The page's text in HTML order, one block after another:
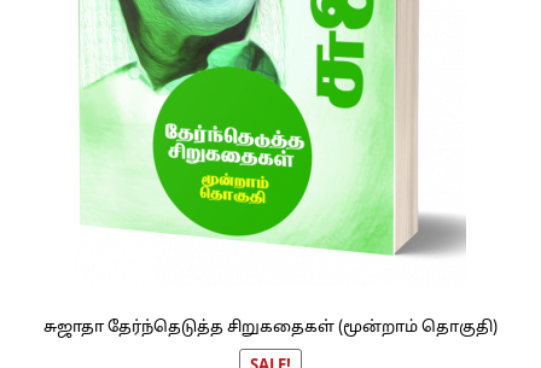
சுஜாதா தேர்ந்தெடுத்த சிறுகதைகள் (மூன்றாம் தொகுதி)